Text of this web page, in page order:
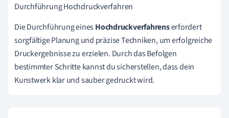
Durchführung Hochdruckverfahren
Die Durchführung einesHochdruckverfahrenserfordert
sorgfältige Planung und präzise Techniken, um erfolgreiche
Druckergebnisse zu erzielen. Durch das Befolgen
bestimmter Schritte kannst du sicherstellen, dass dein
Kunstwerk klar und sauber gedruckt wird.